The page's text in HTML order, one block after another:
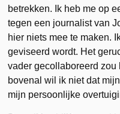
betrekken. Ik heb me op
tegen een journalist van
hier niets mee te maken.
geviseerd wordt. Het
vader gecollaboreerd zou
bovenal wil ik niet dat
mijn persoonlijke